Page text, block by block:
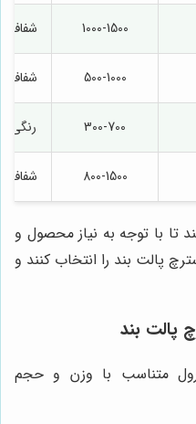
1000-1500 شفاف
500-1000 شفاف
300-700 رنگی
800-1500 شفاف
تا با توجه به نیاز محصول و
پالت بند را انتخاب کنند و
پالت بند
متناسب با وزن و حجم